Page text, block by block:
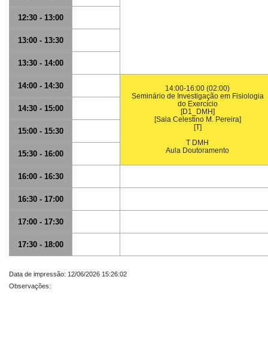
12:30 - 13:00
13:00 - 13:30
13:30 - 14:00
14:00 - 14:30
14:00-16:00 (02:00)
Seminário de Investigação em Fisiologia
do Exercício
[D1_DMH]
[Sala Celestino M. Pereira]
[T]
T DMH
Aula Doutoramento
14:30 - 15:00
15:00 - 15:30
15:30 - 16:00
16:00 - 16:30
16:30 - 17:00
17:00 - 17:30
17:30 - 18:00
Data de impressão: 12/06/2026 15:26:02
Observações: